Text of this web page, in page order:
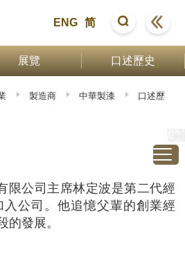
ENG 简
展覽 口述歷史
製造商 中華製漆
口述歷
限公司主席林定波是第二代經
公司。他追憶父輩的創業經
的發展。